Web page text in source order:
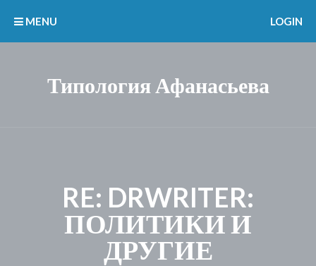
Типология Афанасьева
MENU LOGIN
RE: DRWRITER:
ПОЛИТИКИ И
ДРУГИЕ